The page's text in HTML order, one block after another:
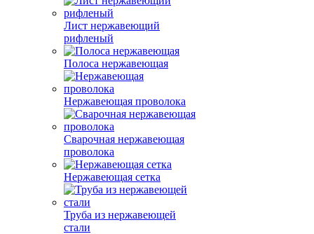
Лист нержавеющий
рифленый
Полоса нержавеющая
Нержавеющая проволока
Сварочная нержавеющая
проволока
Нержавеющая сетка
Труба из нержавеющей
стали